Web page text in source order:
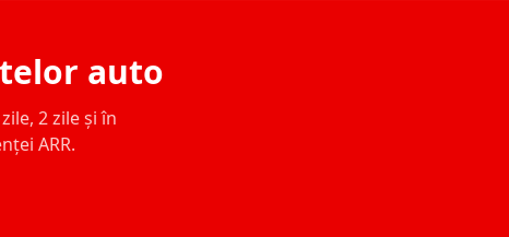
auto
2 zile și în
ARR.